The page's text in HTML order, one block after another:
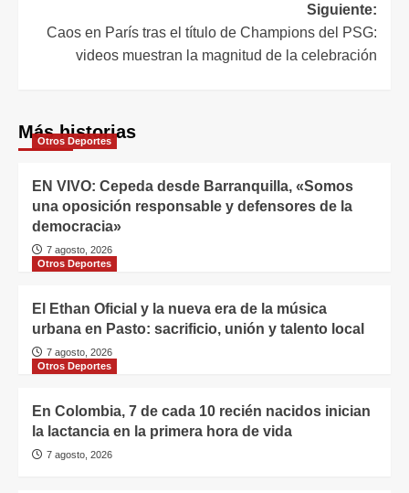
Siguiente:
Caos en París tras el título de Champions del PSG:
videos muestran la magnitud de la celebración
Más historias
Otros Deportes
EN VIVO: Cepeda desde Barranquilla, «Somos
una oposición responsable y defensores de la
democracia»
7 agosto, 2026
Otros Deportes
El Ethan Oficial y la nueva era de la música
urbana en Pasto: sacrificio, unión y talento local
7 agosto, 2026
Otros Deportes
En Colombia, 7 de cada 10 recién nacidos inician
la lactancia en la primera hora de vida
7 agosto, 2026